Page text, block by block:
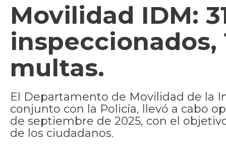
Movilidad IDM:
inspeccionados,
multas.
El Departamento de Movilidad de la
conjunto con la Policía, llevó a cabo
de septiembre de 2025, con el
de los ciudadanos.